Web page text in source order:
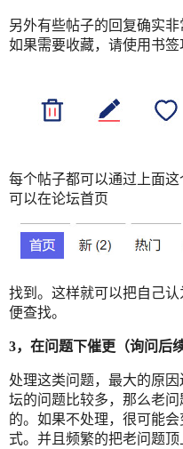
另外有些帖子的回复确实非
如果需要收藏，请使用书签
每个帖子都可以通过上面这
可以在论坛首页
找到。这样就可以把自己
便查找。
3，在问题下催更（询问后
处理这类问题，最大的原
坛的问题比较多，那么老
的。如果不处理，很可能
式。并且频繁的把老问题